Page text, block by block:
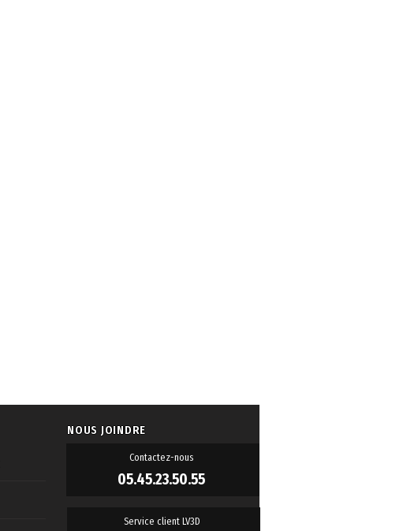
NOUS JOINDRE
Contactez-nous
05.45.23.50.55
Service client LV3D